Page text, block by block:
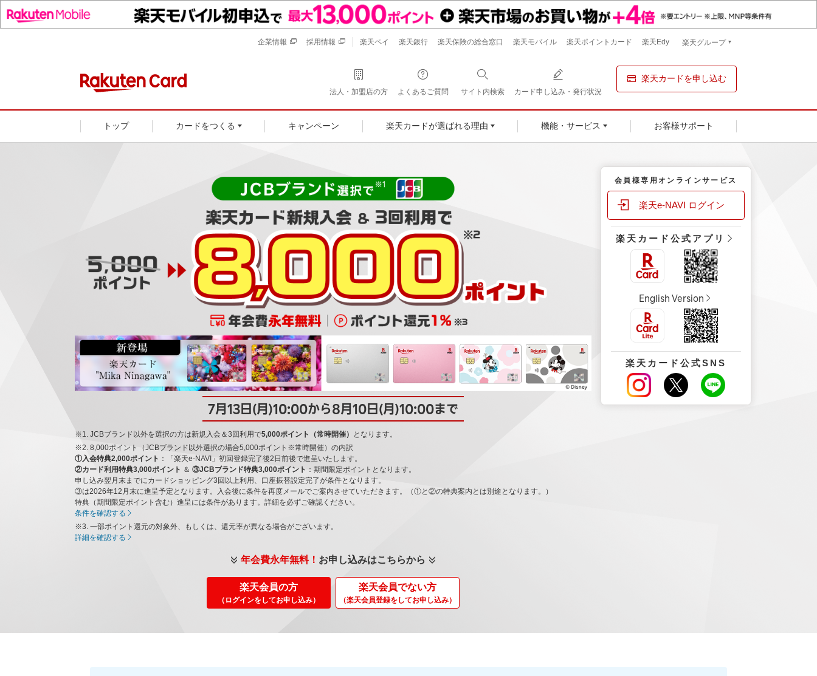
企業情報 採用情報 楽天ペイ 楽天銀行 楽天保険の総合窓口 楽天モバイル 楽天ポイントカード 楽天Edy 楽天グループ
法人・加盟店の方 よくあるご質問 サイト内検索 カード申し込み・発行状況
楽天カードを申し込む
トップ カードをつくる キャンペーン 楽天カードが選ばれる理由 機能・サービス お客様サポート
7月13日(月)10:00から8月10日(月)10:00まで
※1. JCBブランド以外を選択の方は新規入会＆3回利用で5,000ポイント（常時開催）
となります。
※2. 8,000ポイント（JCBブランド以外選択の場合5,000ポイント※常時開催）の内訳
①入会特典2,000ポイント ：「楽天e-NAVI」初回登録完了後2日前後で進呈いたします。
②カード利用特典3,000ポイント ＆ ③JCBブランド特典3,000ポイント ：期間限定ポイントとなります。
申し込み翌月末までにカードショッピング3回以上利用、口座振替設定完了が条件となります。
③は2026年12月末に進呈予定となります。入会後に条件を再度メールでご案内させていただきます。（①と②の特典案内とは別途となります。）
特典（期間限定ポイント含む）進呈には条件があります。詳細を必ずご確認ください。
条件を確認する
※3. 一部ポイント還元の対象外、もしくは、還元率が異なる場合がございます。
詳細を確認する
年会費永年無料！ お申し込みはこちらから
楽天会員の方
（ログインをしてお申し込み）
楽天会員でない方
（楽天会員登録をしてお申し込み）
会員様専用オンラインサービス
楽天e-NAVI ログイン
楽天カード公式アプリ
English Version
楽天カード公式SNS